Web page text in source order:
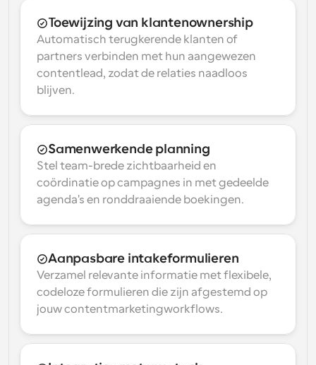
Toewijzing van klantenownership
Automatisch terugkerende klanten of
partners verbinden met hun aangewezen
contentlead, zodat de relaties naadloos
blijven.
Samenwerkende planning
Stel team-brede zichtbaarheid en
coördinatie op campagnes in met gedeelde
agenda's en ronddraaiende boekingen.
Aanpasbare intakeformulieren
Verzamel relevante informatie met flexibele,
codeloze formulieren die zijn afgestemd op
jouw contentmarketingworkflows.